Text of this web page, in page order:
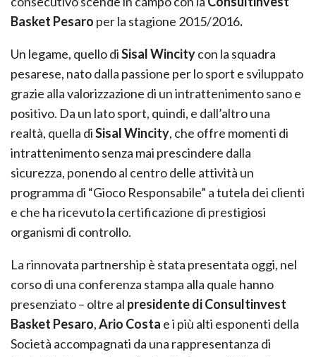
Basket Pesaro per la stagione 2015/2016.
Un legame, quello diSisal Wincitycon la squadra
pesarese, nato dalla passione per lo sport e sviluppato
grazie alla valorizzazione di un intrattenimento sano e
positivo. Da un lato sport, quindi, e dall’altro una
realtà, quella diSisal Wincity, che offre momenti di
intrattenimento senza mai prescindere dalla
sicurezza, ponendo al centro delle attività un
programma di “Gioco Responsabile” a tutela dei clienti
e che ha ricevuto la certificazione di prestigiosi
organismi di controllo.
La rinnovata partnership è stata presentata oggi, nel
corso di una conferenza stampa alla quale hanno
presenziato – oltre al presidente di Consultinvest
Basket Pesaro,Ario Costa e i più alti esponenti della
Società accompagnati da una rappresentanza di